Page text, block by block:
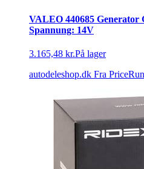
VALEO 440685 Generator
Spannung: 14V
3.165,48 kr.På lager
autodeleshop.dk Fra